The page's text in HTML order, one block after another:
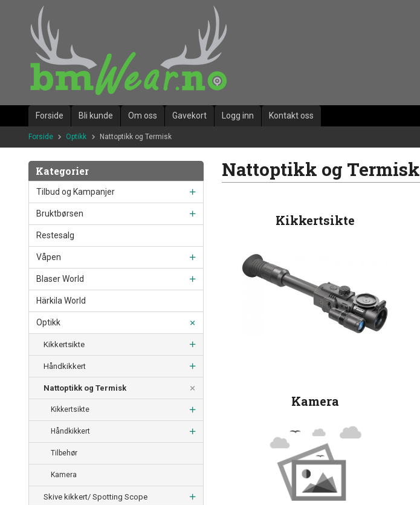
innholdet
Forside Bli kunde Om oss Gavekort Logg inn Kontakt oss
Forside Optikk Nattoptikk og Termisk
Kategorier
Tilbud og Kampanjer
Bruktbørsen
Restesalg
Våpen
Blaser World
Härkila World
Optikk
Kikkertsikte
Håndkikkert
Nattoptikk og Termisk
Kikkertsikte
Håndkikkert
Tilbehør
Kamera
Skive kikkert/ Spotting Scope
Nattoptikk og Termisk
Kikkertsikte
Kamera